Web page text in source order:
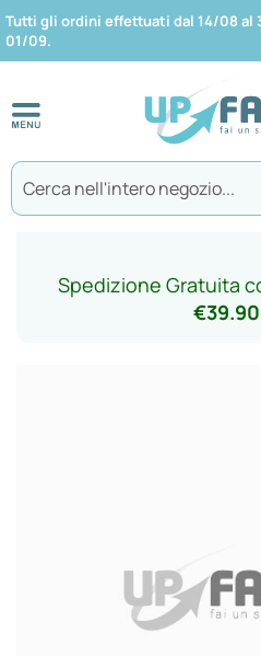
Tutti gli ordini effettuati dal 14/08 al
01/09.
Spedizione Gratuita
€39.90